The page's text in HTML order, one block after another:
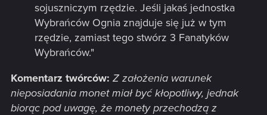
sojuszniczym rzędzie. Jeśli jakaś jednostka
Wybrańców Ognia znajduje się już w tym
rzędzie, zamiast tego stwórz 3 Fanatyków
Wybrańców."
Komentarz twórców: Z założenia warunek
nieposiadania monet miał być kłopotliwy, jednak
biorąc pod uwagę, że monety przechodzą z